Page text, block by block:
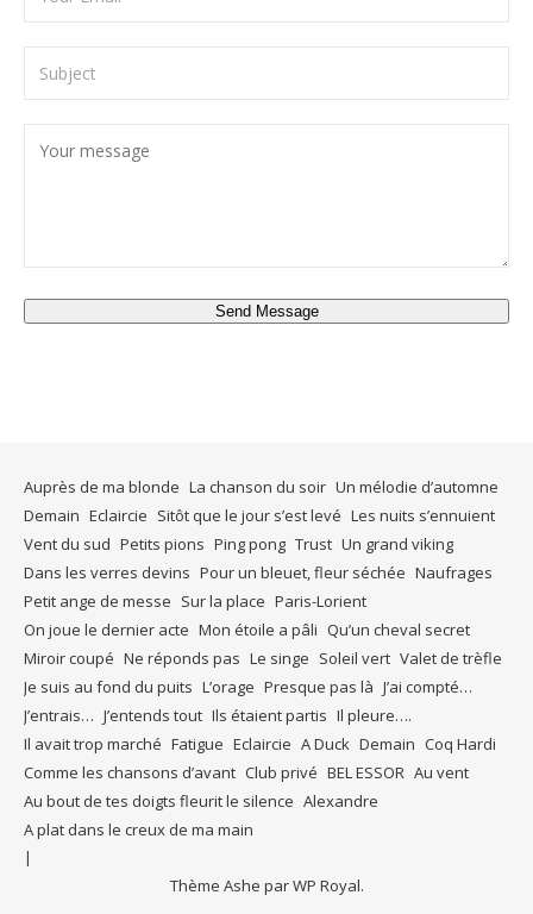
Send Message
Auprès de ma blonde La chanson du soir Un mélodie d’automne
Demain Eclaircie Sitôt que le jour s’est levé Les nuits s’ennuient
Vent du sud Petits pions Ping pong Trust Un grand viking
Dans les verres devins Pour un bleuet, fleur séchée Naufrages
Petit ange de messe Sur la place Paris-Lorient
On joue le dernier acte Mon étoile a pâli Qu’un cheval secret
Miroir coupé Ne réponds pas Le singe Soleil vert Valet de trèfle
Je suis au fond du puits L’orage Presque pas là J’ai compté…
J’entrais… J’entends tout Ils étaient partis Il pleure….
Il avait trop marché Fatigue Eclaircie A Duck Demain Coq Hardi
Comme les chansons d’avant Club privé BEL ESSOR Au vent
Au bout de tes doigts fleurit le silence Alexandre
A plat dans le creux de ma main
Thème Ashe parWP Royal.